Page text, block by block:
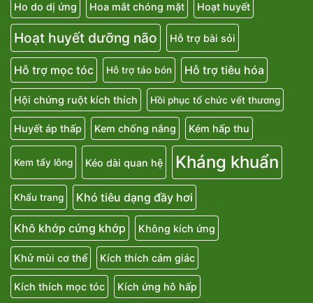
Ho do dị ứng Hoa mắt chóng mặt Hoạt huyết
Hoạt huyết dưỡng não Hỗ trợ bài sỏi
Hỗ trợ mọc tóc Hỗ trợ táo bón Hỗ trợ tiêu hóa
Hội chứng ruột kích thích Hồi phục tổ chức vết thương
Huyết áp thấp Kem chống nắng Kém hấp thu
Kem tẩy lông Kéo dài quan hệ Kháng khuẩn
Khẩu trang Khó tiêu dạng đầy hơi
Khô khớp cứng khớp Không kích ứng
Khử mùi cơ thể Kích thích cảm giác
Kích thích mọc tóc Kích ứng hô hấp